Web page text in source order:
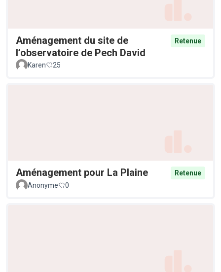
Aménagement du site de
l’observatoire de Pech David
Retenue
Karen 25
Aménagement pour La Plaine
Retenue
Anonyme
0